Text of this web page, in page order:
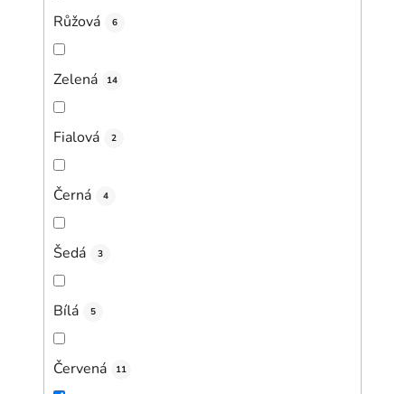
Růžová 6
Zelená 14
Fialová 2
Černá 4
Šedá 3
Bílá 5
Červená 11